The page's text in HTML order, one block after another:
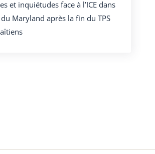
et inquiétudes face à l’ICE dans
Maryland après la fin du TPS